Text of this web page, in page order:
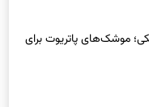
موشک‌های پاتریوت برای